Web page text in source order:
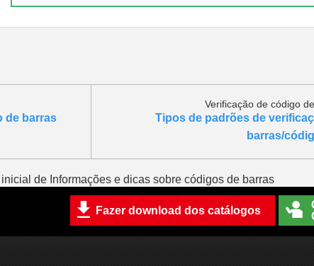
de barras
Verificação de código
Tipos de padrões de
barras/
de Informações e dicas sobre códigos de barras
Fazer download dos catálogos